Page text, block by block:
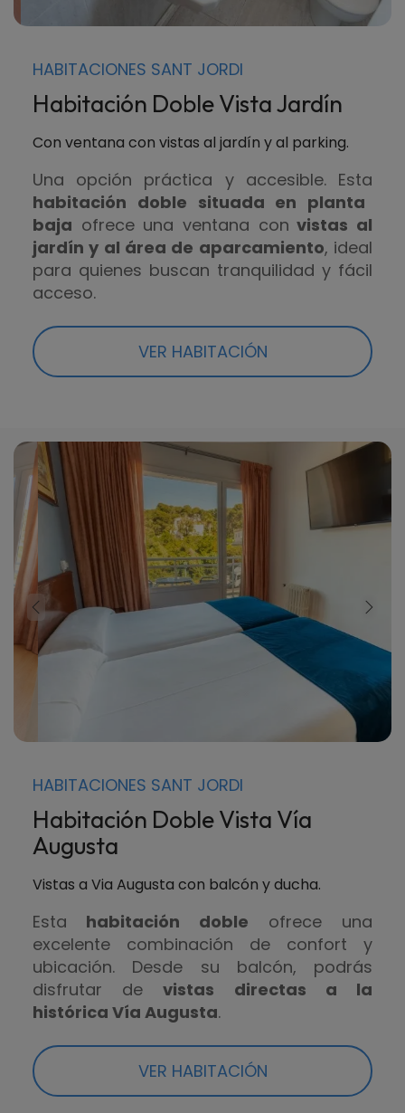
HABITACIONES SANT JORDI
Habitación Doble Vista Jardín
Con ventana con vistas al jardín y al parking.
Una opción práctica y accesible. Esta
habitación doble situada en planta
baja ofrece una ventana con vistas al
jardín y al área de aparcamiento, ideal
para quienes buscan tranquilidad y fácil
acceso.
VER HABITACIÓN
HABITACIONES SANT JORDI
Habitación Doble Vista Vía
Augusta
Vistas a Via Augusta con balcón y ducha.
Esta habitación doble ofrece una
excelente combinación de confort y
ubicación. Desde su balcón, podrás
disfrutar devistas directas a la
histórica Vía Augusta.
VER HABITACIÓN